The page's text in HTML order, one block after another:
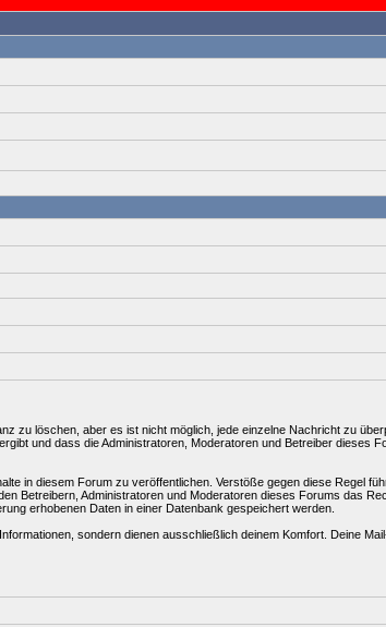
zu löschen, aber es ist nicht möglich, jede einzelne Nachricht zu
und dass die Administratoren, Moderatoren und Betreiber dieses
in diesem Forum zu veröffentlichen. Verstöße gegen diese Regel
Betreibern, Administratoren und Moderatoren dieses Forums das
erhobenen Daten in einer Datenbank gespeichert werden.
sondern dienen ausschließlich deinem Komfort. Deine